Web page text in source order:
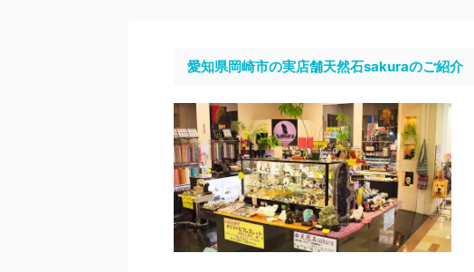
愛知県岡崎市の実店舗天然石sakuraのご紹介